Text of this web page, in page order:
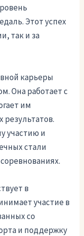
Этот успех
так и за
карьеры
Она работает с
им
результатов.
участию и
стали
в
участие в
со
и поддержку